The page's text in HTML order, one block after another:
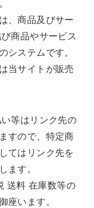
、商品及びサー
商品やサービス
システムです。
当サイトが販売
等はリンク先の
すので、特定商
てはリンク先を
ます。
送料 在庫数等の
座います。